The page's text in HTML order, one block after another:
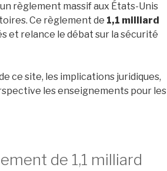
règlement massif aux États-Unis
Ce règlement de 1,1 milliard
et relance le débat sur la sécurité
ce site, les implications juridiques,
les enseignements pour les
de 1,1 milliard